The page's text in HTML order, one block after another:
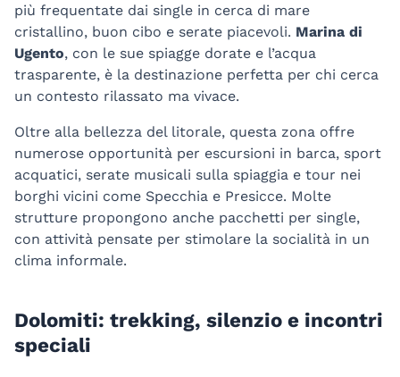
più frequentate dai single in cerca di mare
cristallino, buon cibo e serate piacevoli. Marina di
Ugento, con le sue spiagge dorate e l’acqua
trasparente, è la destinazione perfetta per chi cerca
un contesto rilassato ma vivace.
Oltre alla bellezza del litorale, questa zona offre
numerose opportunità per escursioni in barca, sport
acquatici, serate musicali sulla spiaggia e tour nei
borghi vicini come Specchia e Presicce. Molte
strutture propongono anche pacchetti per single,
con attività pensate per stimolare la socialità in un
clima informale.
Dolomiti: trekking, silenzio e incontri
speciali